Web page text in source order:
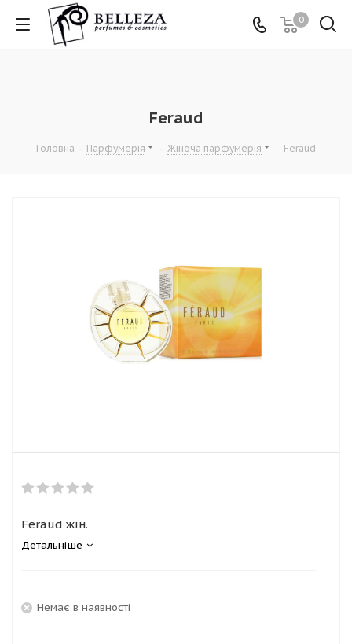
0
Feraud
Головна - Парфумерія - Жіноча парфумерія - Feraud
Feraud жін.
Детальніше
Немає в наявності